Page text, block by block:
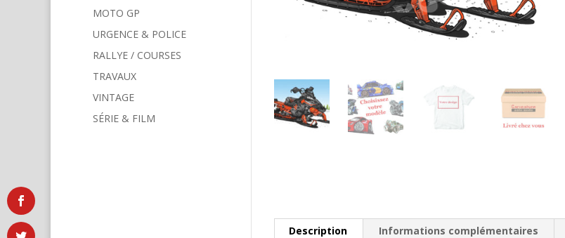
Description Informations complémentaires
MOTO GP
URGENCE & POLICE
RALLYE / COURSES
TRAVAUX
VINTAGE
SÉRIE & FILM